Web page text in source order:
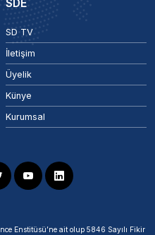
SDE
SD TV
İletişim
Üyelik
Künye
Kurumsal
Enstitüsü’ne ait olup 5846 Sayılı Fikir